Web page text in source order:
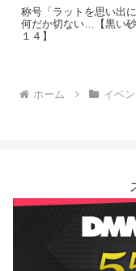
称号「ラットを思い出
何だか切ない…【黒い
１４】
ホーム イベン